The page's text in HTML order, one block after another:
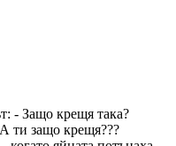
- Защо крещя така?
ти защо крещя???